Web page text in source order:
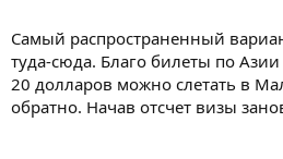
Самый распространенный
туда-сюда. Благо билеты по
20 долларов можно слетать в
обратно. Начав отсчет визы